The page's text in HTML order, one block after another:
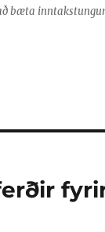
bæta